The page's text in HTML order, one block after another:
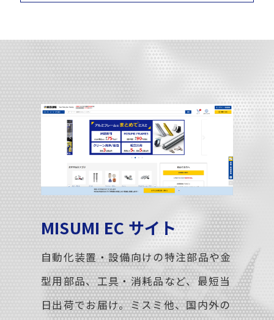
MISUMI EC サイト
自動化装置・設備向けの特注部品や金
型用部品、工具・消耗品など、最短当
日出荷でお届け。ミスミ他、国内外の